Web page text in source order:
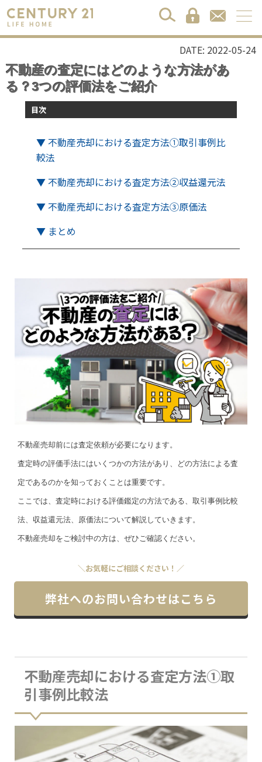
DATE: 2022-05-24
不動産の査定にはどのような方法があ
る？3つの評価法をご紹介
目次
▼ 不動産売却における査定方法①取引事例比
較法
▼ 不動産売却における査定方法②収益還元法
▼ 不動産売却における査定方法③原価法
▼ まとめ
不動産売却前には査定依頼が必要になります。
査定時の評価手法にはいくつかの方法があり、どの方法による査
定であるのかを知っておくことは重要です。
ここでは、査定時における評価鑑定の方法である、取引事例比較
法、収益還元法、原価法について解説していきます。
不動産売却をご検討中の方は、ぜひご確認ください。
＼お気軽にご相談ください！／
弊社へのお問い合わせはこちら
不動産売却における査定方法①取
引事例比較法